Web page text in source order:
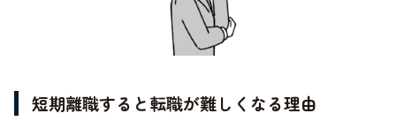
短期離職すると転職が難しくなる理由